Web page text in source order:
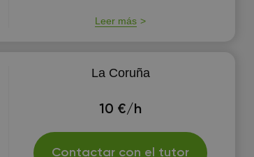
Leer más
La Coruña
10 €/h
Contactar con el tutor